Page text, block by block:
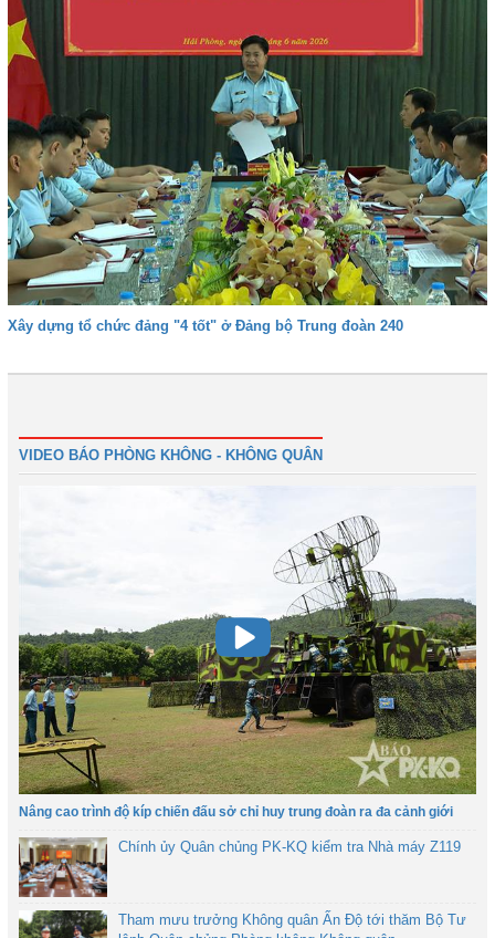
Xây dựng tổ chức đảng "4 tốt" ở Đảng bộ Trung đoàn 240
VIDEO BÁO PHÒNG KHÔNG - KHÔNG QUÂN
Nâng cao trình độ kíp chiến đấu sở chỉ huy trung đoàn ra đa cảnh giới
Chính ủy Quân chủng PK-KQ kiểm tra Nhà máy Z119
Tham mưu trưởng Không quân Ấn Độ tới thăm Bộ Tư